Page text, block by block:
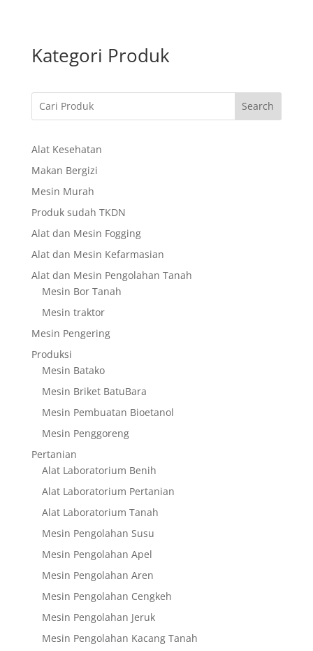
Kategori Produk
Search
Alat Kesehatan
Makan Bergizi
Mesin Murah
Produk sudah TKDN
Alat dan Mesin Fogging
Alat dan Mesin Kefarmasian
Alat dan Mesin Pengolahan Tanah
Mesin Bor Tanah
Mesin traktor
Mesin Pengering
Produksi
Mesin Batako
Mesin Briket BatuBara
Mesin Pembuatan Bioetanol
Mesin Penggoreng
Pertanian
Alat Laboratorium Benih
Alat Laboratorium Pertanian
Alat Laboratorium Tanah
Mesin Pengolahan Susu
Mesin Pengolahan Apel
Mesin Pengolahan Aren
Mesin Pengolahan Cengkeh
Mesin Pengolahan Jeruk
Mesin Pengolahan Kacang Tanah